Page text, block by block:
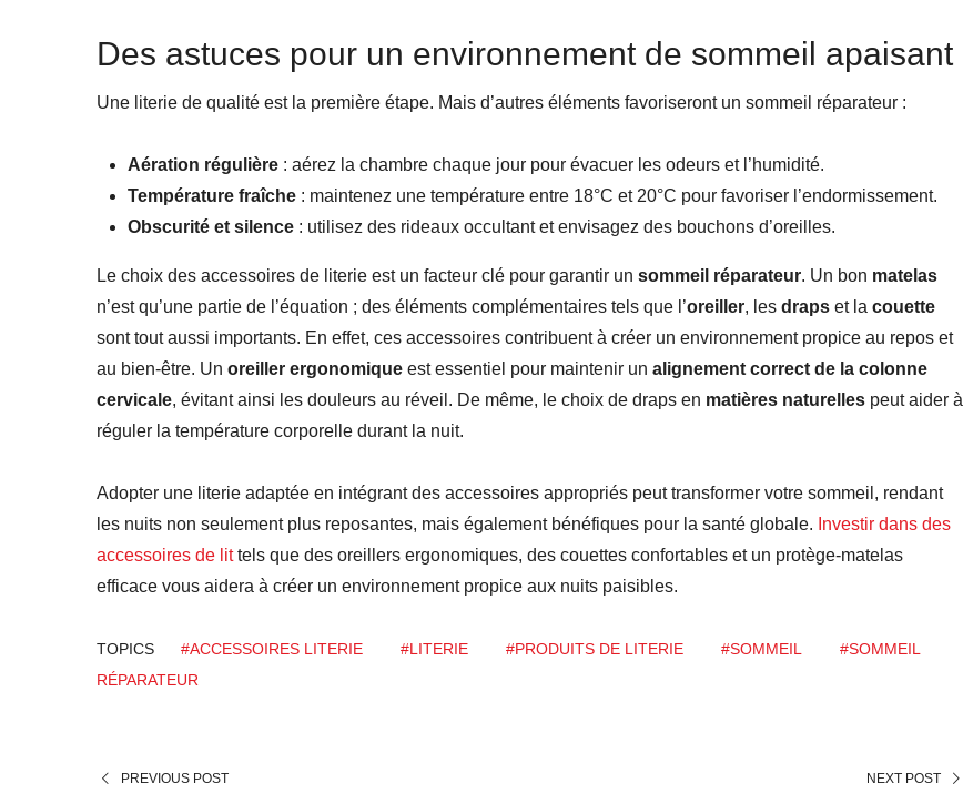
Des astuces pour un environnement de sommeil apaisant
Une literie de qualité est la première étape. Mais d’autres éléments favoriseront un sommeil réparateur :
Aération régulière : aérez la chambre chaque jour pour évacuer les odeurs et l’humidité.
Température fraîche : maintenez une température entre 18°C et 20°C pour favoriser l’endormissement.
Obscurité et silence : utilisez des rideaux occultant et envisagez des bouchons d’oreilles.
Le choix des accessoires de literie est un facteur clé pour garantir un sommeil réparateur. Un bon matelas
n’est qu’une partie de l’équation ; des éléments complémentaires tels que l’oreiller, les draps et la couette
sont tout aussi importants. En effet, ces accessoires contribuent à créer un environnement propice au repos et
au bien-être. Un oreiller ergonomique est essentiel pour maintenir un alignement correct de la colonne
cervicale, évitant ainsi les douleurs au réveil. De même, le choix de draps en matières naturelles peut aider à
réguler la température corporelle durant la nuit.
Adopter une literie adaptée en intégrant des accessoires appropriés peut transformer votre sommeil, rendant
les nuits non seulement plus reposantes, mais également bénéfiques pour la santé globale. Investir dans des
accessoires de littels que des oreillers ergonomiques, des couettes confortables et un protège-matelas
efficace vous aidera à créer un environnement propice aux nuits paisibles.
TOPICS #ACCESSOIRES LITERIE #LITERIE #PRODUITS DE LITERIE #SOMMEIL
#SOMMEIL
RÉPARATEUR
PREVIOUS POST NEXT POST